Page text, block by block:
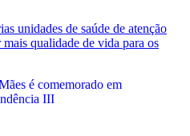
unidades de saúde de atenção
qualidade de vida para os